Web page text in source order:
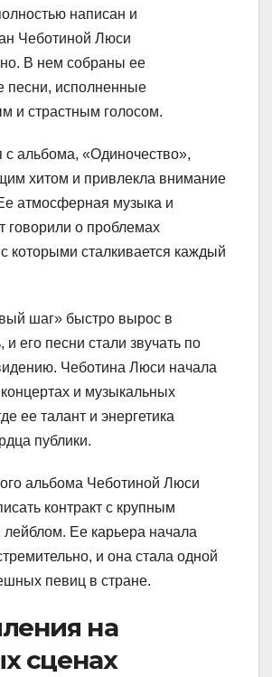
написан и
Чеботиной Люси
В нем собраны ее
песни, исполненные
и страстным голосом.
с альбома, «Одиночество»,
хитом и привлекла внимание
атмосферная музыка и
говорили о проблемах
которыми сталкивается каждый
шаг» быстро вырос в
и его песни стали звучать по
Чеботина Люси начала
и музыкальных
ее талант и энергетика
публики.
альбома Чеботиной Люси
контракт с крупным
Ее карьера начала
и она стала одной
певиц в стране.
на
сценах